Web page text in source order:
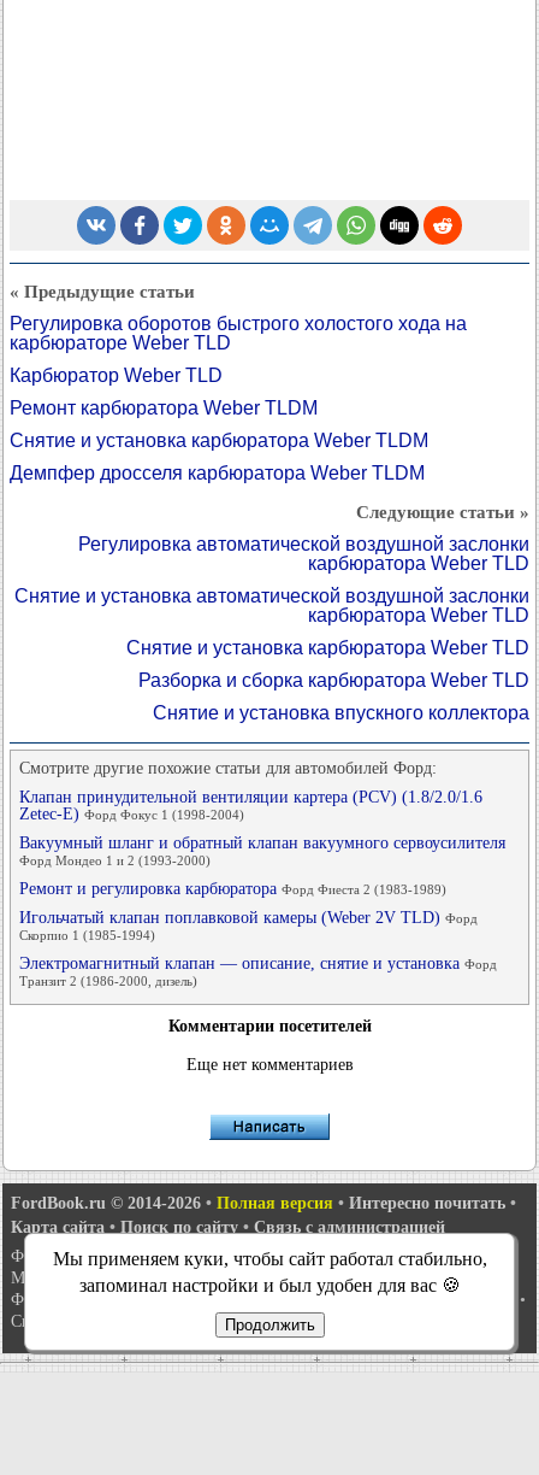
« Предыдущие статьи
Регулировка оборотов быстрого холостого хода на
карбюраторе Weber TLD
Карбюратор Weber TLD
Ремонт карбюратора Weber TLDM
Снятие и установка карбюратора Weber TLDM
Демпфер дросселя карбюратора Weber TLDM
Следующие статьи »
Регулировка автоматической воздушной заслонки
карбюратора Weber TLD
Снятие и установка автоматической воздушной заслонки
карбюратора Weber TLD
Снятие и установка карбюратора Weber TLD
Разборка и сборка карбюратора Weber TLD
Снятие и установка впускного коллектора
Смотрите другие похожие статьи для автомобилей Форд:
Клапан принудительной вентиляции картера (PCV) (1.8/2.0/1.6
Zetec-E) Форд Фокус 1 (1998-2004)
Вакуумный шланг и обратный клапан вакуумного сервоусилителя
Форд Мондео 1 и 2 (1993-2000)
Ремонт и регулировка карбюратора Форд Фиеста 2 (1983-1989)
Игольчатый клапан поплавковой камеры (Weber 2V TLD) Форд
Скорпио 1 (1985-1994)
Электромагнитный клапан — описание, снятие и установка Форд
Транзит 2 (1986-2000, дизель)
Комментарии посетителей
Еще нет комментариев
FordBook.ru © 2014-2026 • Полная версия • Интересно почитать •
Карта сайта • Поиск по сайту • Связь с администрацией
Фокус 1• Фокус Турнир 1•Фокус 2•Мондео 1•Мондео 1 и 2•
Мондео 2•Мондео 3•Мондео 4•Эскорт 3•Эскорт 4 •Эскорт 5
Фиеста 2
Таурус 1 и 2 Фьюжн • Скорпио 1
•
Сиерра
Мы применяем куки, чтобы сайт работал стабильно,
запоминал настройки и был удобен для вас 🍪
Продолжить